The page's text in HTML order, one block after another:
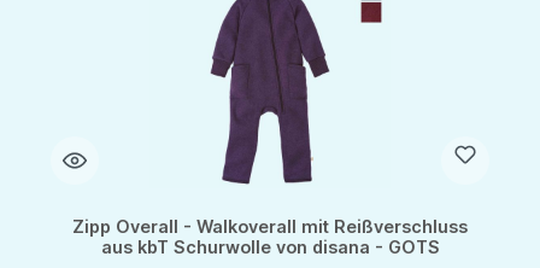
Zipp Overall - Walkoverall mit Reißverschluss
aus kbT Schurwolle von disana - GOTS